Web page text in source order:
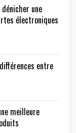
une
électroniques
entre
meilleure